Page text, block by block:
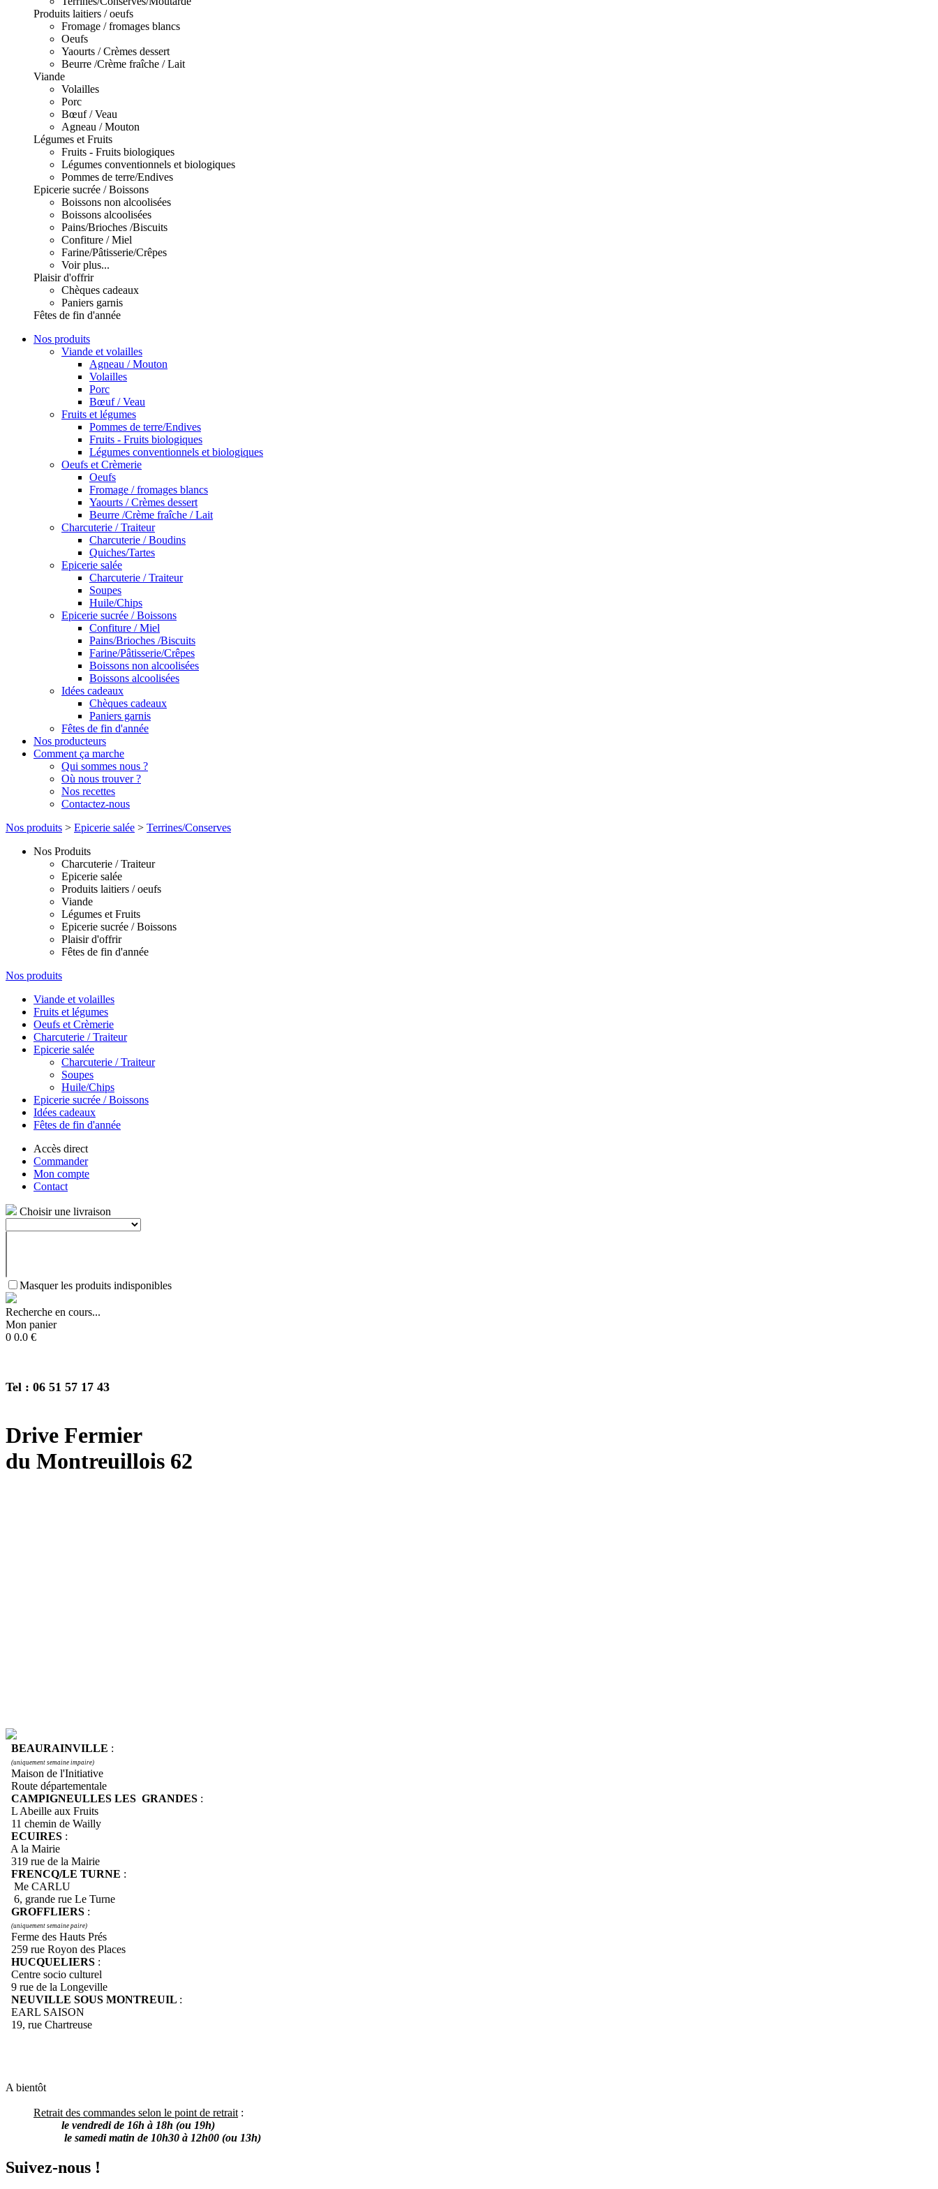
Produits laitiers / oeufs
Fromage / fromages blancs
Oeufs
Yaourts / Crèmes dessert
Beurre /Crème fraîche / Lait
Viande
Volailles
Porc
Bœuf / Veau
Agneau / Mouton
Légumes et Fruits
Fruits - Fruits biologiques
Légumes conventionnels et biologiques
Pommes de terre/Endives
Epicerie sucrée / Boissons
Boissons non alcoolisées
Boissons alcoolisées
Pains/Brioches /Biscuits
Confiture / Miel
Farine/Pâtisserie/Crêpes
Voir plus...
Plaisir d'offrir
Chèques cadeaux
Paniers garnis
Fêtes de fin d'année
Nos produits
Viande et volailles
Agneau / Mouton
Volailles
Porc
Bœuf / Veau
Fruits et légumes
Pommes de terre/Endives
Fruits - Fruits biologiques
Légumes conventionnels et biologiques
Oeufs et Crèmerie
Oeufs
Fromage / fromages blancs
Yaourts / Crèmes dessert
Beurre /Crème fraîche / Lait
Charcuterie / Traiteur
Charcuterie / Boudins
Quiches/Tartes
Epicerie salée
Charcuterie / Traiteur
Soupes
Huile/Chips
Epicerie sucrée / Boissons
Confiture / Miel
Pains/Brioches /Biscuits
Farine/Pâtisserie/Crêpes
Boissons non alcoolisées
Boissons alcoolisées
Idées cadeaux
Chèques cadeaux
Paniers garnis
Fêtes de fin d'année
Nos producteurs
Comment ça marche
Qui sommes nous ?
Où nous trouver ?
Nos recettes
Contactez-nous
Nos produits > Epicerie salée > Terrines/Conserves
Nos Produits
Charcuterie / Traiteur
Epicerie salée
Produits laitiers / oeufs
Viande
Légumes et Fruits
Epicerie sucrée / Boissons
Plaisir d'offrir
Fêtes de fin d'année
Nos produits
Viande et volailles
Fruits et légumes
Oeufs et Crèmerie
Charcuterie / Traiteur
Epicerie salée
Charcuterie / Traiteur
Soupes
Huile/Chips
Epicerie sucrée / Boissons
Idées cadeaux
Fêtes de fin d'année
Accès direct
Commander
Mon compte
Contact
Choisir une livraison
Masquer les produits indisponibles
Recherche en cours...
Mon panier
0 0.0 €
Tel : 06 51 57 17 43
Drive Fermier
du Montreuillois 62
BEAURAINVILLE :
(uniquement semaine impaire)
Maison de l'Initiative
Route départementale
CAMPIGNEULLES LES GRANDES :
L Abeille aux Fruits
11 chemin de Wailly
ECUIRES :
A la Mairie
319 rue de la Mairie
FRENCQ/LE TURNE :
Me CARLU
6, grande rue Le Turne
GROFFLIERS :
(uniquement semaine paire)
Ferme des Hauts Prés
259 rue Royon des Places
HUCQUELIERS :
Centre socio culturel
9 rue de la Longeville
NEUVILLE SOUS MONTREUIL :
EARL SAISON
19, rue Chartreuse
A bientôt
Retrait des commandes selon le point de retrait :
le vendredi de 16h à 18h (ou 19h)
le samedi matin de 10h30 à 12h00 (ou 13h)
Suivez-nous !